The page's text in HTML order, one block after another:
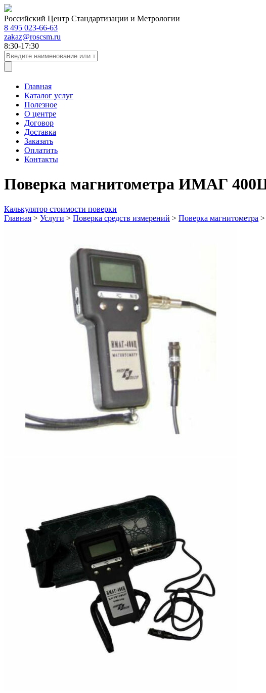
Российский Центр Стандартизации и Метрологии
8 495 023-66-63
zakaz@roscsm.ru
8:30-17:30
Главная
Каталог услуг
Полезное
О центре
Договор
Доставка
Заказать
Оплатить
Контакты
Поверка магнитометра ИМАГ
Калькулятор стоимости поверки
Главная > Услуги > Поверка средств измерений > Поверка магнитометра >